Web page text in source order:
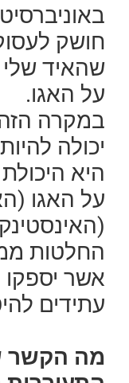
חושק
שהאיד
על האגו.
במקרה
יכולה
היא
על האגו
החלטות
אשר יספקו
עתידים
מה הקשר